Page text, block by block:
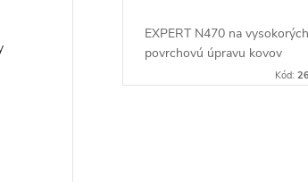
t
t
EXPERT N470 na
povrchovú úpravu kovov
Kód: